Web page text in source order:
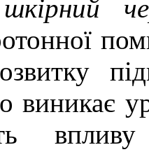
виникає